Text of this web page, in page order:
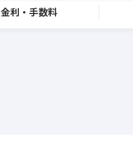
金利・手数料